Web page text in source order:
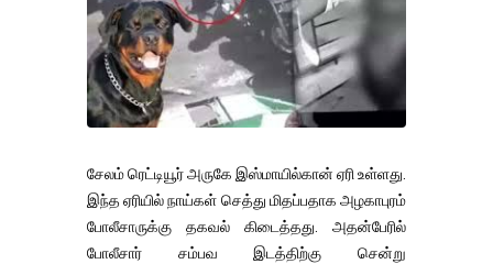
சேலம் ரெட்டியூர் அருகே இஸ்மாயில்கான் ஏரி உள்ளது.
இந்த ஏரியில் நாய்கள் செத்து மிதப்பதாக அழகாபுரம்
போலீசாருக்கு தகவல் கிடைத்தது. அதன்பேரில்
போலீசார் சம்பவ இடத்திற்கு சென்று